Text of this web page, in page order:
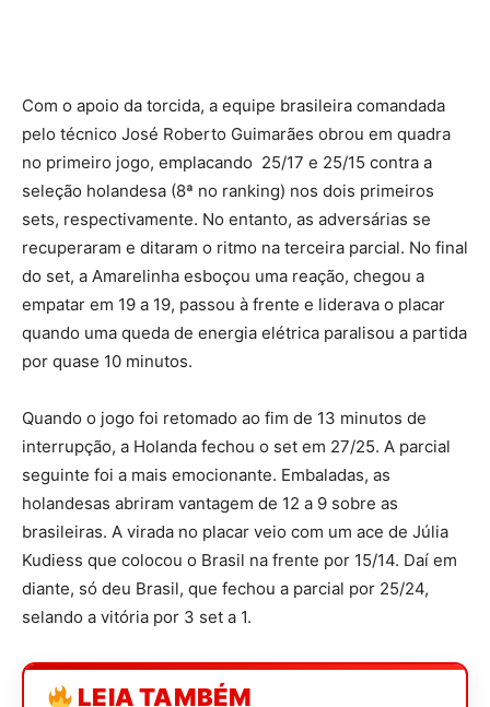
Com o apoio da torcida, a equipe brasileira comandada
pelo técnico José Roberto Guimarães obrou em quadra
no primeiro jogo, emplacando 25/17 e 25/15 contra a
seleção holandesa (8ª no ranking) nos dois primeiros
sets, respectivamente. No entanto, as adversárias se
recuperaram e ditaram o ritmo na terceira parcial. No final
do set, a Amarelinha esboçou uma reação, chegou a
empatar em 19 a 19, passou à frente e liderava o placar
quando uma queda de energia elétrica paralisou a partida
por quase 10 minutos.
Quando o jogo foi retomado ao fim de 13 minutos de
interrupção, a Holanda fechou o set em 27/25. A parcial
seguinte foi a mais emocionante. Embaladas, as
holandesas abriram vantagem de 12 a 9 sobre as
brasileiras. A virada no placar veio com um ace de Júlia
Kudiess que colocou o Brasil na frente por 15/14. Daí em
diante, só deu Brasil, que fechou a parcial por 25/24,
selando a vitória por 3 set a 1.
LEIA TAMBÉM